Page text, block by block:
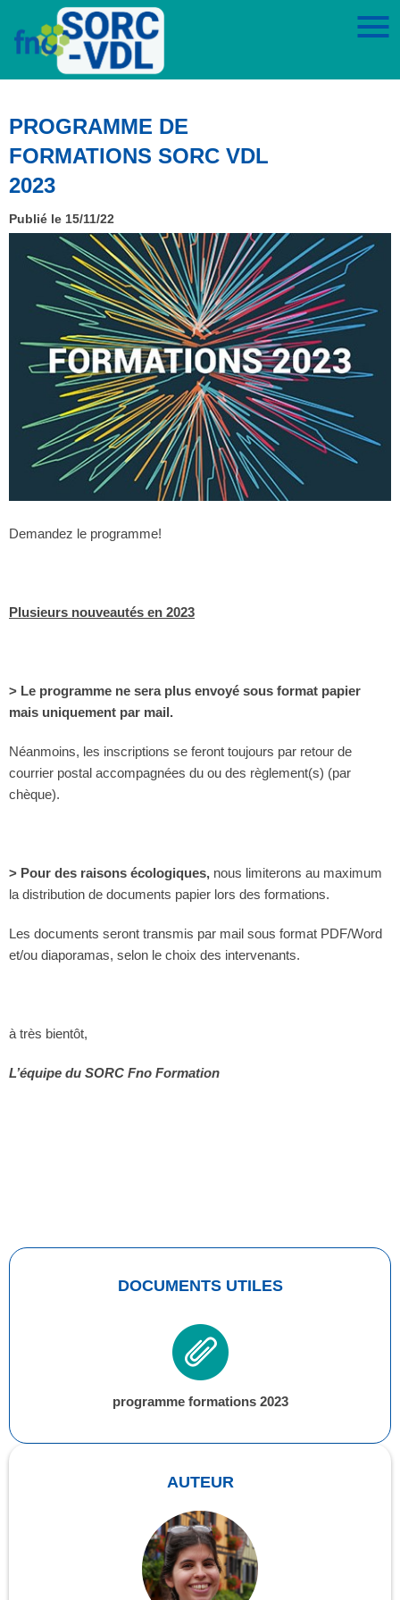
PROGRAMME DE
FORMATIONS SORC VDL
2023
Publié le 15/11/22
Demandez le programme!
Plusieurs nouveautés en 2023
> Le programme ne sera plus envoyé sous format papier
mais uniquement par mail.
Néanmoins, les inscriptions se feront toujours par retour de
courrier postal accompagnées du ou des règlement(s) (par
chèque).
> Pour des raisons écologiques, nous limiterons au maximum
la distribution de documents papier lors des formations.
Les documents seront transmis par mail sous format PDF/Word
et/ou diaporamas, selon le choix des intervenants.
à très bientôt,
L’équipe du SORC Fno Formation
DOCUMENTS UTILES
programme formations 2023
AUTEUR